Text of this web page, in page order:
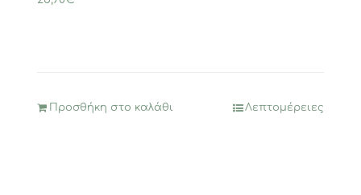
Προσθήκη στο καλάθι Λεπτομέρειες